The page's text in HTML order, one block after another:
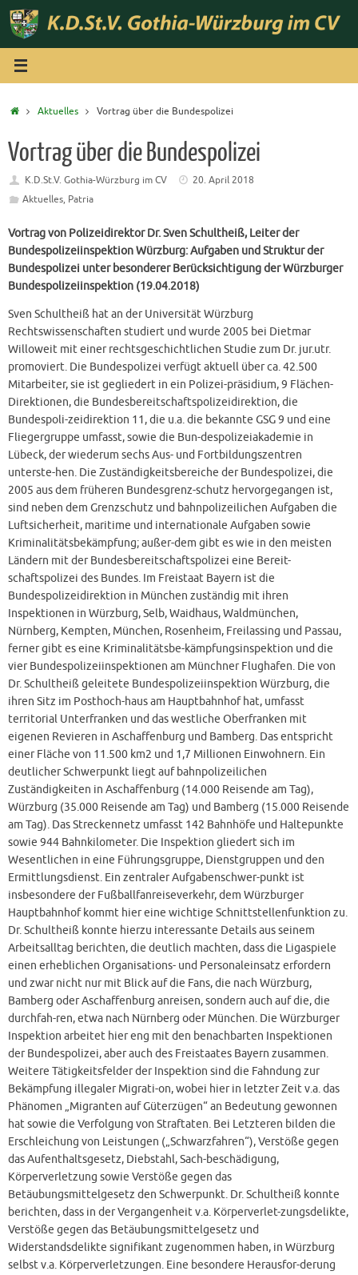
Zum
Inhalt
springen
StartAktuelles Vortrag über die Bundespolizei
Vortrag über die Bundespolizei
K.D.St.V. Gothia-Würzburg im CV
20. April 2018
Aktuelles, Patria
Vortrag von Polizeidirektor Dr. Sven Schultheiß, Leiter der
Bundespolizeiinspektion Würzburg: Aufgaben und Struktur der
Bundespolizei unter besonderer Berücksichtigung der Würzburger
Bundespolizeiinspektion (19.04.2018)
Sven Schultheiß hat an der Universität Würzburg
Rechtswissenschaften studiert und wurde 2005 bei Dietmar
Willoweit mit einer rechtsgeschichtlichen Studie zum Dr. jur.utr.
promoviert. Die Bundespolizei verfügt aktuell über ca. 42.500
Mitarbeiter, sie ist gegliedert in ein Polizei-präsidium, 9 Flächen-
Direktionen, die Bundesbereitschaftspolizeidirektion, die
Bundespoli-zeidirektion 11, die u.a. die bekannte GSG 9 und eine
Fliegergruppe umfasst, sowie die Bun-despolizeiakademie in
Lübeck, der wiederum sechs Aus- und Fortbildungszentren
unterste-hen. Die Zuständigkeitsbereiche der Bundespolizei, die
2005 aus dem früheren Bundesgrenz-schutz hervorgegangen ist,
sind neben dem Grenzschutz und bahnpolizeilichen Aufgaben die
Luftsicherheit, maritime und internationale Aufgaben sowie
Kriminalitätsbekämpfung; außer-dem gibt es wie in den meisten
Ländern mit der Bundesbereitschaftspolizei eine Bereit-
schaftspolizei des Bundes. Im Freistaat Bayern ist die
Bundespolizeidirektion in München zuständig mit ihren
Inspektionen in Würzburg, Selb, Waidhaus, Waldmünchen,
Nürnberg, Kempten, München, Rosenheim, Freilassing und Passau,
ferner gibt es eine Kriminalitätsbe-kämpfungsinspektion und die
vier Bundespolizeiinspektionen am Münchner Flughafen. Die von
Dr. Schultheiß geleitete Bundespolizeiinspektion Würzburg, die
ihren Sitz im Posthoch-haus am Hauptbahnhof hat, umfasst
territorial Unterfranken und das westliche Oberfranken mit
eigenen Revieren in Aschaffenburg und Bamberg. Das entspricht
einer Fläche von 11.500 km2 und 1,7 Millionen Einwohnern. Ein
deutlicher Schwerpunkt liegt auf bahnpolizeilichen
Zuständigkeiten in Aschaffenburg (14.000 Reisende am Tag),
Würzburg (35.000 Reisende am Tag) und Bamberg (15.000 Reisende
am Tag). Das Streckennetz umfasst 142 Bahnhöfe und Haltepunkte
sowie 944 Bahnkilometer. Die Inspektion gliedert sich im
Wesentlichen in eine Führungsgruppe, Dienstgruppen und den
Ermittlungsdienst. Ein zentraler Aufgabenschwer-punkt ist
insbesondere der Fußballfanreiseverkehr, dem Würzburger
Hauptbahnhof kommt hier eine wichtige Schnittstellenfunktion zu.
Dr. Schultheiß konnte hierzu interessante Details aus seinem
Arbeitsalltag berichten, die deutlich machten, dass die Ligaspiele
einen erheblichen Organisations- und Personaleinsatz erfordern
und zwar nicht nur mit Blick auf die Fans, die nach Würzburg,
Bamberg oder Aschaffenburg anreisen, sondern auch auf die, die
durchfah-ren, etwa nach Nürnberg oder München. Die Würzburger
Inspektion arbeitet hier eng mit den benachbarten Inspektionen
der Bundespolizei, aber auch des Freistaates Bayern zusammen.
Weitere Tätigkeitsfelder der Inspektion sind die Fahndung zur
Bekämpfung illegaler Migrati-on, wobei hier in letzter Zeit v.a. das
Phänomen „Migranten auf Güterzügen“ an Bedeutung gewonnen
hat sowie die Verfolgung von Straftaten. Bei Letzteren bilden die
Erschleichung von Leistungen („Schwarzfahren“), Verstöße gegen
das Aufenthaltsgesetz, Diebstahl, Sach-beschädigung,
Körperverletzung sowie Verstöße gegen das
Betäubungsmittelgesetz den Schwerpunkt. Dr. Schultheiß konnte
berichten, dass in der Vergangenheit v.a. Körperverlet-zungsdelikte,
Verstöße gegen das Betäubungsmittelgesetz und
Widerstandsdelikte signifikant zugenommen haben, in Würzburg
selbst v.a. Körperverletzungen. Eine besondere Herausfor-derung